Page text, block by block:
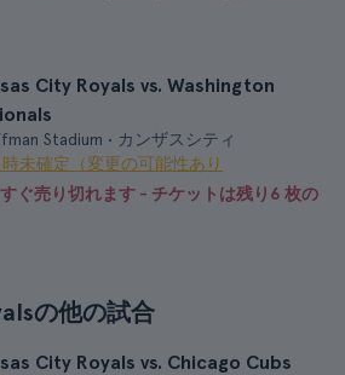
City Royals vs. Washington
Stadium • カンザスシティ
時未確定（変更の可能性あり
ぐ売り切れます - チケットは残り6 枚の
の他の試合
City Royals vs. Chicago Cubs